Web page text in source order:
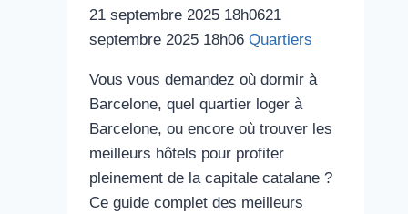
21 septembre 2025 18h0621
septembre 2025 18h06 Quartiers
Vous vous demandez où dormir à
Barcelone, quel quartier loger à
Barcelone, ou encore où trouver les
meilleurs hôtels pour profiter
pleinement de la capitale catalane ?
Ce guide complet des meilleurs